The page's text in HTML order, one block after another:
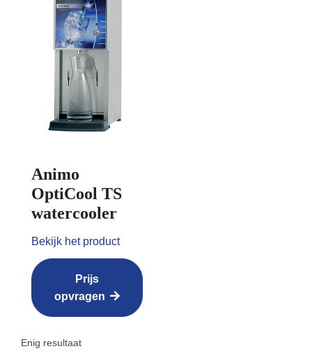
Animo
OptiCool TS
watercooler
Bekijk het product
Prijs
opvragen
Enig resultaat